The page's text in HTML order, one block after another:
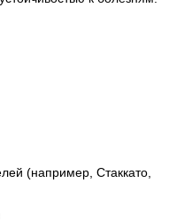
(например, Стаккато,